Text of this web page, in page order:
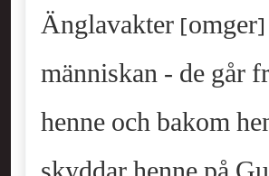
Änglavakter [omger]
människan - de går
henne och bakom